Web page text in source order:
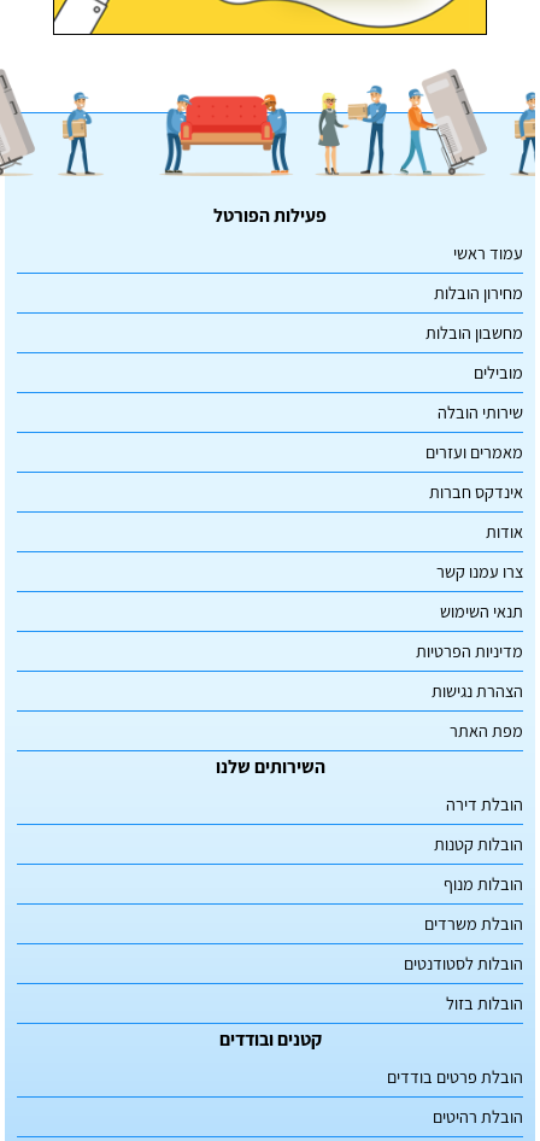
פעילות הפורטל
עמוד ראשי
מחירון הובלות
מחשבון הובלות
מובילים
שירותי הובלה
מאמרים ועזרים
אינדקס חברות
אודות
צרו עמנו קשר
תנאי השימוש
מדיניות הפרטיות
הצהרת נגישות
מפת האתר
השירותים שלנו
הובלת דירה
הובלות קטנות
הובלות מנוף
הובלת משרדים
הובלות לסטודנטים
הובלות בזול
קטנים ובודדים
הובלת פרטים בודדים
הובלת רהיטים